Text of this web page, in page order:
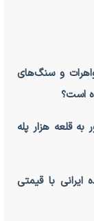
از طلا، جواهرات و سنگ‌های
به قلعه هزار پله
با قیمتی